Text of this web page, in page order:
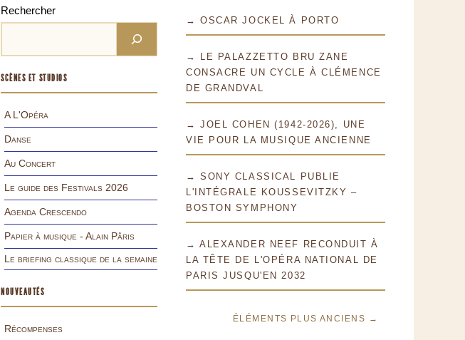
Rechercher
SCÈNES ET STUDIOS
A L'Opéra
Danse
Au Concert
Le guide des Festivals 2026
Agenda Crescendo
Papier à musique - Alain Pâris
Le briefing classique de la semaine
NOUVEAUTÉS
Récompenses
→ OSCAR JOCKEL À PORTO
→ LE PALAZZETTO BRU ZANE
CONSACRE UN CYCLE À CLÉMENCE
DE GRANDVAL
→ JOEL COHEN (1942-2026), UNE
VIE POUR LA MUSIQUE ANCIENNE
→ SONY CLASSICAL PUBLIE
L'INTÉGRALE KOUSSEVITZKY –
BOSTON SYMPHONY
→ ALEXANDER NEEF RECONDUIT À
LA TÊTE DE L'OPÉRA NATIONAL DE
PARIS JUSQU'EN 2032
ÉLÉMENTS PLUS ANCIENS →